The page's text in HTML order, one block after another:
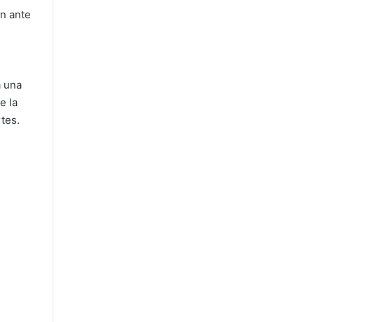
ante
una
la